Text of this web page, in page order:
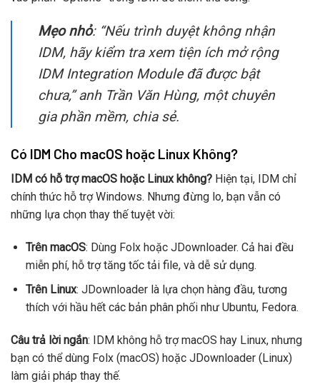
Mẹo nhỏ: “Nếu trình duyệt không nhận
IDM, hãy kiểm tra xem tiện ích mở rộng
IDM Integration Module đã được bật
chưa,” anh Trần Văn Hùng, một chuyên
gia phần mềm, chia sẻ.
Có IDM Cho macOS hoặc Linux Không?
IDM có hỗ trợ macOS hoặc Linux không? Hiện tại, IDM chỉ
chính thức hỗ trợ Windows. Nhưng đừng lo, bạn vẫn có
những lựa chọn thay thế tuyệt vời:
Trên macOS: Dùng Folx hoặc JDownloader. Cả hai đều
miễn phí, hỗ trợ tăng tốc tải file, và dễ sử dụng.
Trên Linux: JDownloader là lựa chọn hàng đầu, tương
thích với hầu hết các bản phân phối như Ubuntu, Fedora.
Câu trả lời ngắn: IDM không hỗ trợ macOS hay Linux, nhưng
bạn có thể dùng Folx (macOS) hoặc JDownloader (Linux)
làm giải pháp thay thế.